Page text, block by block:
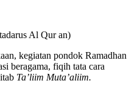
Al Qur an)
kegiatan pondok Ramadhan
beragama, fiqih tata cara
Ta’liim Muta’aliim.